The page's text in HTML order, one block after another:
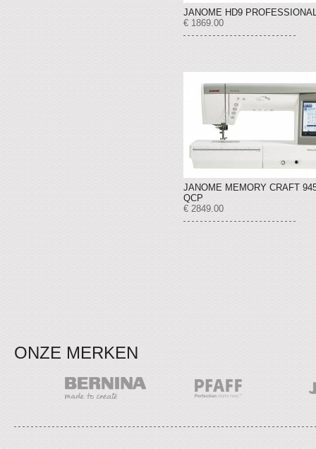
JANOME HD9
€ 1869.00
JANOME MEMORY CRAFT
QCP
€ 2849.00
ONZE MERKEN